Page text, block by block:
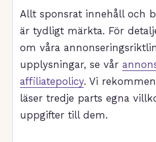
Allt sponsrat innehåll och
är tydligt märkta. För
om våra
upplysningar, se vår
affiliatepolicy. Vi
läser tredje parts egna
uppgifter till dem.